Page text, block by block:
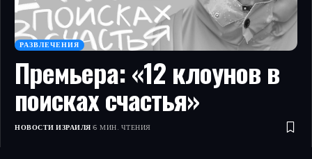
РАЗВЛЕЧЕНИЯ
Премьера: «12 клоунов в
поисках счастья»
НОВОСТИ ИЗРАИЛЯ 6 МИН. ЧТЕНИЯ